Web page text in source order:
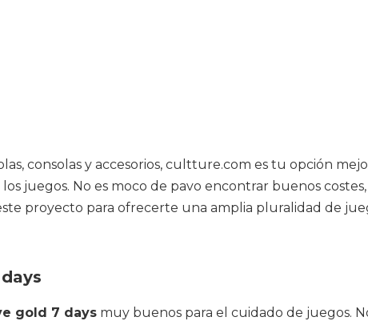
consolas y accesorios, cultture.com es tu opción
juegos. No es moco de pavo encontrar buenos
proyecto para ofrecerte una amplia pluralidad de
gold 7 days muy buenos para el cuidado de juegos.